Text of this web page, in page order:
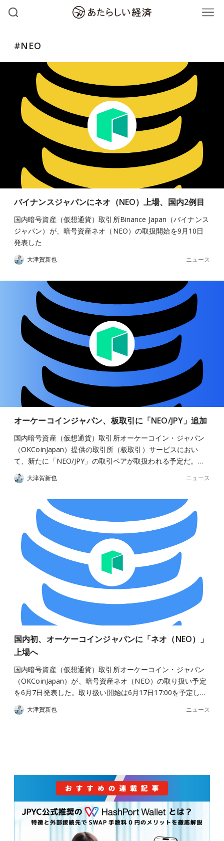
#NEO
バイナンスジャパンにネオ（NEO）上場、国内2例目
国内暗号資産（仮想通貨）取引所Binance Japan（バイナンス
ジャパン）が、暗号資産ネオ（NEO）の取扱開始を9月10日
発表した
大津賀新也 ニュース
オーケーコインジャパン、板取引に「NEO/JPY」追加
国内暗号資産（仮想通貨）取引所オーケーコイン・ジャパン
（OKCoinJapan）提供の取引所（板取引）サービスにおい
て、新たに「NEO/JPY」の取引ペアが取扱われる予定だ。…
大津賀新也 ニュース
国内初、オーケーコインジャパンに「ネオ（NEO）」
上場へ
国内暗号資産（仮想通貨）取引所オーケーコイン・ジャパン
（OKCoinJapan）が、暗号資産ネオ（NEO）の取り扱い予定
を6月7日発表した。取り扱い開始は6月17日17:00を予定し…
大津賀新也 ニュース